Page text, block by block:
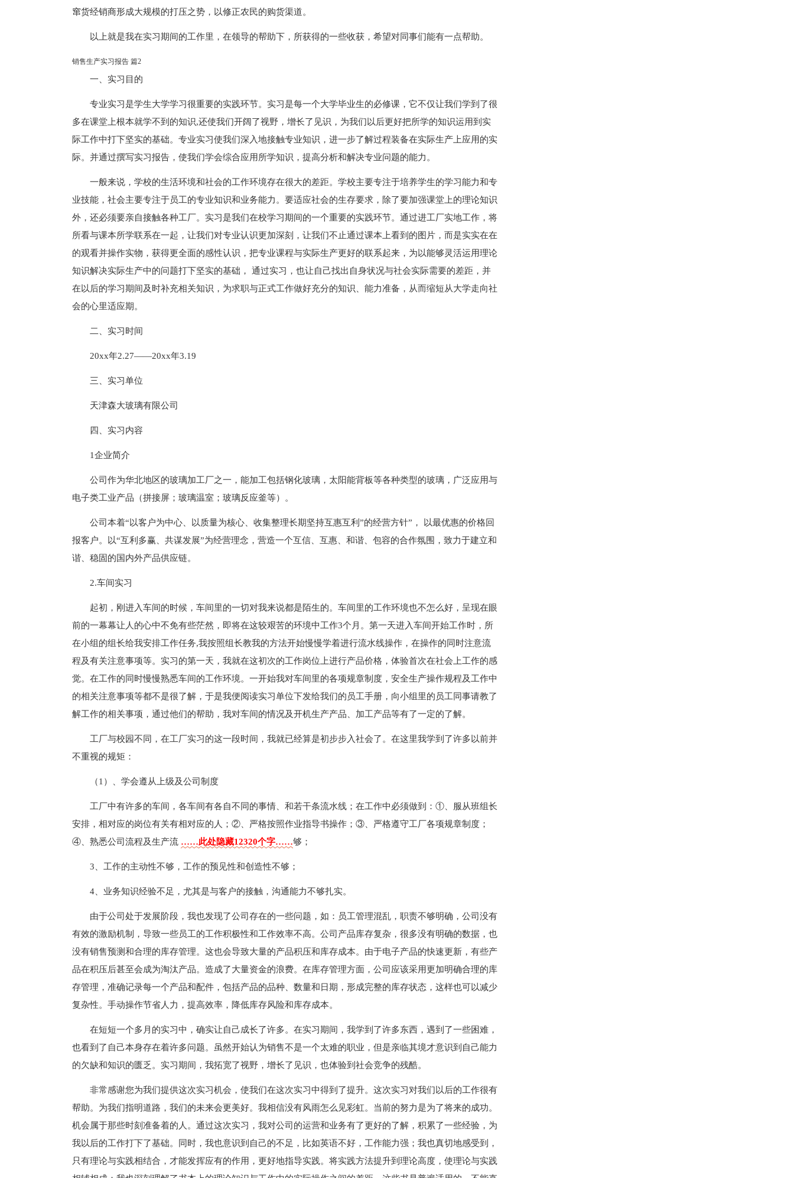
窜货经销商形成大规模的打压之势，以修正农民的购货渠道。
以上就是我在实习期间的工作里，在领导的帮助下，所获得的一些收获，希望对同事们能有一点帮助。
销售生产实习报告 篇2
一、实习目的
专业实习是学生大学学习很重要的实践环节。实习是每一个大学毕业生的必修课，它不仅让我们学到了很
多在课堂上根本就学不到的知识,还使我们开阔了视野，增长了见识，为我们以后更好把所学的知识运用到实
际工作中打下坚实的基础。专业实习使我们深入地接触专业知识，进一步了解过程装备在实际生产上应用的实
际。并通过撰写实习报告，使我们学会综合应用所学知识，提高分析和解决专业问题的能力。
一般来说，学校的生活环境和社会的工作环境存在很大的差距。学校主要专注于培养学生的学习能力和专
业技能，社会主要专注于员工的专业知识和业务能力。要适应社会的生存要求，除了要加强课堂上的理论知识
外，还必须要亲自接触各种工厂。实习是我们在校学习期间的一个重要的实践环节。通过进工厂实地工作，将
所看与课本所学联系在一起，让我们对专业认识更加深刻，让我们不止通过课本上看到的图片，而是实实在在
的观看并操作实物，获得更全面的感性认识，把专业课程与实际生产更好的联系起来，为以能够灵活运用理论
知识解决实际生产中的问题打下坚实的基础， 通过实习，也让自己找出自身状况与社会实际需要的差距，并
在以后的学习期间及时补充相关知识，为求职与正式工作做好充分的知识、能力准备，从而缩短从大学走向社
会的心里适应期。
二、实习时间
20xx年2.27——20xx年3.19
三、实习单位
天津森大玻璃有限公司
四、实习内容
1企业简介
公司作为华北地区的玻璃加工厂之一，能加工包括钢化玻璃，太阳能背板等各种类型的玻璃，广泛应用与
电子类工业产品（拼接屏；玻璃温室；玻璃反应釜等）。
公司本着“以客户为中心、以质量为核心、收集整理长期坚持互惠互利”的经营方针”， 以最优惠的价格回
报客户。以“互利多赢、共谋发展”为经营理念，营造一个互信、互惠、和谐、包容的合作氛围，致力于建立和
谐、稳固的国内外产品供应链。
2.车间实习
起初，刚进入车间的时候，车间里的一切对我来说都是陌生的。车间里的工作环境也不怎么好，呈现在眼
前的一幕幕让人的心中不免有些茫然，即将在这较艰苦的环境中工作3个月。第一天进入车间开始工作时，所
在小组的组长给我安排工作任务,我按照组长教我的方法开始慢慢学着进行流水线操作，在操作的同时注意流
程及有关注意事项等。实习的第一天，我就在这初次的工作岗位上进行产品价格，体验首次在社会上工作的感
觉。在工作的同时慢慢熟悉车间的工作环境。一开始我对车间里的各项规章制度，安全生产操作规程及工作中
的相关注意事项等都不是很了解，于是我便阅读实习单位下发给我们的员工手册，向小组里的员工同事请教了
解工作的相关事项，通过他们的帮助，我对车间的情况及开机生产产品、加工产品等有了一定的了解。
工厂与校园不同，在工厂实习的这一段时间，我就已经算是初步步入社会了。在这里我学到了许多以前并
不重视的规矩：
（1）、学会遵从上级及公司制度
工厂中有许多的车间，各车间有各自不同的事情、和若干条流水线；在工作中必须做到：①、服从班组长
安排，相对应的岗位有关有相对应的人；②、严格按照作业指导书操作；③、严格遵守工厂各项规章制度；
④、熟悉公司流程及生产流 ……此处隐藏12320个字……够；
3、工作的主动性不够，工作的预见性和创造性不够；
4、业务知识经验不足，尤其是与客户的接触，沟通能力不够扎实。
由于公司处于发展阶段，我也发现了公司存在的一些问题，如：员工管理混乱，职责不够明确，公司没有
有效的激励机制，导致一些员工的工作积极性和工作效率不高。公司产品库存复杂，很多没有明确的数据，也
没有销售预测和合理的库存管理。这也会导致大量的产品积压和库存成本。由于电子产品的快速更新，有些产
品在积压后甚至会成为淘汰产品。造成了大量资金的浪费。在库存管理方面，公司应该采用更加明确合理的库
存管理，准确记录每一个产品和配件，包括产品的品种、数量和日期，形成完整的库存状态，这样也可以减少
复杂性。手动操作节省人力，提高效率，降低库存风险和库存成本。
在短短一个多月的实习中，确实让自己成长了许多。在实习期间，我学到了许多东西，遇到了一些困难，
也看到了自己本身存在着许多问题。虽然开始认为销售不是一个太难的职业，但是亲临其境才意识到自己能力
的欠缺和知识的匮乏。实习期间，我拓宽了视野，增长了见识，也体验到社会竞争的残酷。
非常感谢您为我们提供这次实习机会，使我们在这次实习中得到了提升。这次实习对我们以后的工作很有
帮助。为我们指明道路，我们的未来会更美好。我相信没有风雨怎么见彩虹。当前的努力是为了将来的成功。
机会属于那些时刻准备着的人。通过这次实习，我对公司的运营和业务有了更好的了解，积累了一些经验，为
我以后的工作打下了基础。同时，我也意识到自己的不足，比如英语不好，工作能力强；我也真切地感受到，
只有理论与实践相结合，才能发挥应有的作用，更好地指导实践。将实践方法提升到理论高度，使理论与实践